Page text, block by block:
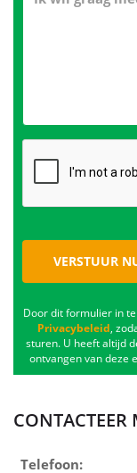
VERSTUUR
Door dit formulier in
Privacybeleid,
sturen. U heeft altijd
ontvangen van deze
CONTACTEER
Telefoon: